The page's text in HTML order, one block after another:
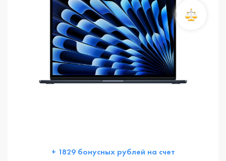
+ 1829 бонусных рублей на счет